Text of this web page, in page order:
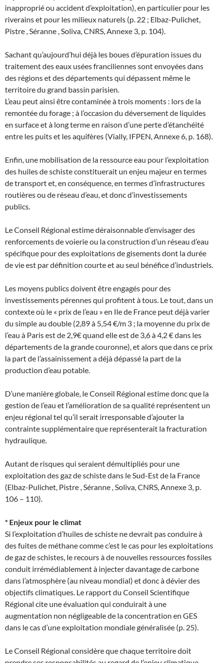
inapproprié ou accident d’exploitation), en particulier pour les
riverains et pour les milieux naturels (p. 22 ; Elbaz-Pulichet,
Pistre , Séranne , Soliva, CNRS, Annexe 3, p. 104).
Sachant qu’aujourd’hui déjà les boues d’épuration issues du
traitement des eaux usées franciliennes sont envoyées dans
des régions et des départements qui dépassent même le
territoire du grand bassin parisien.
L’eau peut ainsi être contaminée à trois moments : lors de la
remontée du forage ; à l’occasion du déversement de liquides
en surface et à long terme en raison d’une perte d’étanchéité
entre les puits et les aquifères (Vially, IFPEN, Annexe 6, p. 168).
Enfin, une mobilisation de la ressource eau pour l’exploitation
des huiles de schiste constituerait un enjeu majeur en termes
de transport et, en conséquence, en termes d’infrastructures
routières ou de réseau d’eau, et donc d’investissements
publics.
Le Conseil Régional estime déraisonnable d’envisager des
renforcements de voierie ou la construction d’un réseau d’eau
spécifique pour des exploitations de gisements dont la durée
de vie est par définition courte et au seul bénéfice d’industriels.
Les moyens publics doivent être engagés pour des
investissements pérennes qui profitent à tous. Le tout, dans un
contexte où le « prix de l’eau » en Ile de France peut déjà varier
du simple au double (2,89 à 5,54 €/m 3 ; la moyenne du prix de
l’eau à Paris est de 2,9€ quand elle est de 3,6 à 4,2 € dans les
départements de la grande couronne), et alors que dans ce prix
la part de l’assainissement a déjà dépassé la part de la
production d’eau potable.
D’une manière globale, le Conseil Régional estime donc que la
gestion de l’eau et l’amélioration de sa qualité représentent un
enjeu régional tel qu’il serait irresponsable d’ajouter la
contrainte supplémentaire que représenterait la fracturation
hydraulique.
Autant de risques qui seraient démultipliés pour une
exploitation des gaz de schiste dans le Sud-Est de la France
(Elbaz-Pulichet, Pistre , Séranne , Soliva, CNRS, Annexe 3, p.
106 – 110).
* Enjeux pour le climat
Si l’exploitation d’huiles de schiste ne devrait pas conduire à
des fuites de méthane comme c’est le cas pour les exploitations
de gaz de schistes, le recours à de nouvelles ressources fossiles
conduit irrémédiablement à injecter davantage de carbone
dans l’atmosphère (au niveau mondial) et donc à dévier des
objectifs climatiques. Le rapport du Conseil Scientifique
Régional cite une évaluation qui conduirait à une
augmentation non négligeable de la concentration en GES
dans le cas d’une exploitation mondiale généralisée (p. 25).
Le Conseil Régional considère que chaque territoire doit